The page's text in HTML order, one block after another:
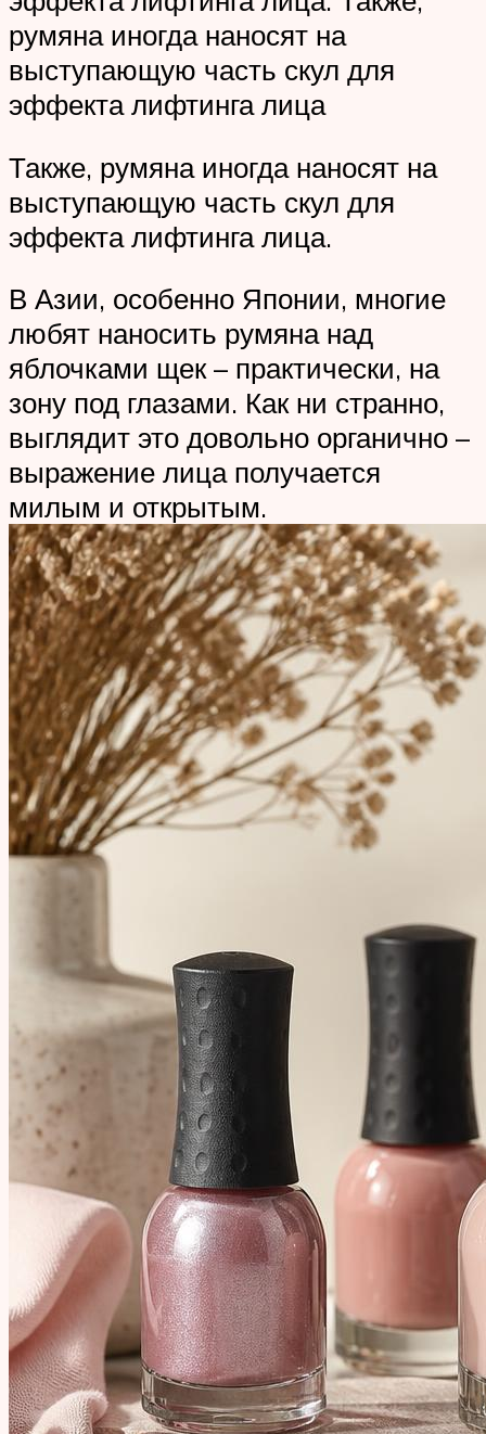
румяна иногда наносят на
выступающую часть скул для
эффекта лифтинга лица
Также, румяна иногда наносят на
выступающую часть скул для
эффекта лифтинга лица.
В Азии, особенно Японии, многие
любят наносить румяна над
яблочками щек – практически, на
зону под глазами. Как ни странно,
выглядит это довольно органично –
выражение лица получается
милым и открытым.